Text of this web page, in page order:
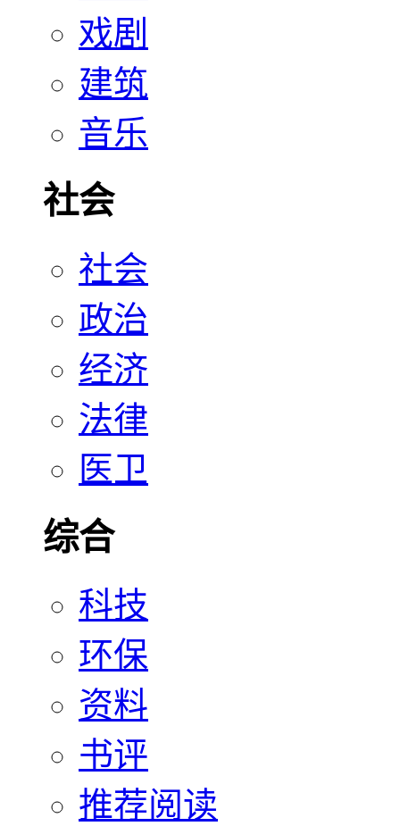
戏剧
建筑
音乐
社会
社会
政治
经济
法律
医卫
综合
科技
环保
资料
书评
推荐阅读